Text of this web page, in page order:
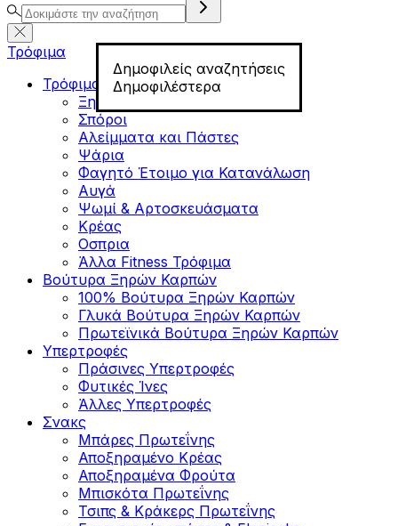
Δημοφιλείς αναζητήσεις
Δημοφιλέστερα
Τρόφιμα
Τρόφιμα για Fitness
Ξηροί Καρποί
Σπόροι
Αλείμματα και Πάστες
Ψάρια
Φαγητό Έτοιμο για Κατανάλωση
Αυγά
Ψωμί & Αρτοσκευάσματα
Κρέας
Οσπρια
Άλλα Fitness Τρόφιμα
Βούτυρα Ξηρών Καρπών
100% Βούτυρα Ξηρών Καρπών
Γλυκά Βούτυρα Ξηρών Καρπών
Πρωτεϊνικά Βούτυρα Ξηρών Καρπών
Υπερτροφές
Πράσινες Υπερτροφές
Φυτικές Ίνες
Άλλες Υπερτροφές
Σνακς
Μπάρες Πρωτεΐνης
Αποξηραμένο Κρέας
Αποξηραμένα Φρούτα
Μπισκότα Πρωτεΐνης
Τσιπς & Kράκερς Πρωτεΐνης